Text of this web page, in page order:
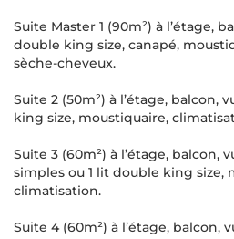
Suite Master 1 (90m²) à l’étage,
double king size, canapé,
sèche-cheveux.
Suite 2 (50m²) à l’étage, balcon,
king size, moustiquaire,
Suite 3 (60m²) à l’étage, balcon,
simples ou 1 lit double king size,
climatisation.
Suite 4 (60m²) à l’étage, balcon,